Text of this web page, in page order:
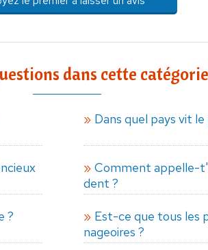
dans cette catégorie
Dans quel pays vit
Comment appelle-
dent ?
?
Est-ce que tous les
nageoires ?